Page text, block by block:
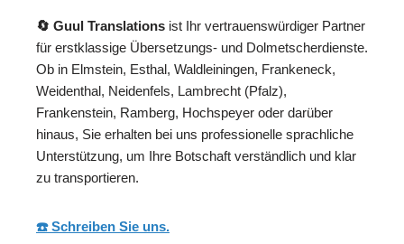
🔄 Guul Translations ist Ihr vertrauenswürdiger Partner
für erstklassige Übersetzungs- und Dolmetscherdienste.
Ob in Elmstein, Esthal, Waldleiningen, Frankeneck,
Weidenthal, Neidenfels, Lambrecht (Pfalz),
Frankenstein, Ramberg, Hochspeyer oder darüber
hinaus, Sie erhalten bei uns professionelle sprachliche
Unterstützung, um Ihre Botschaft verständlich und klar
zu transportieren.
☎️ Schreiben Sie uns.